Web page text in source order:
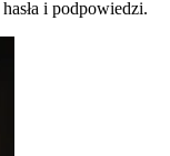
i podpowiedzi.